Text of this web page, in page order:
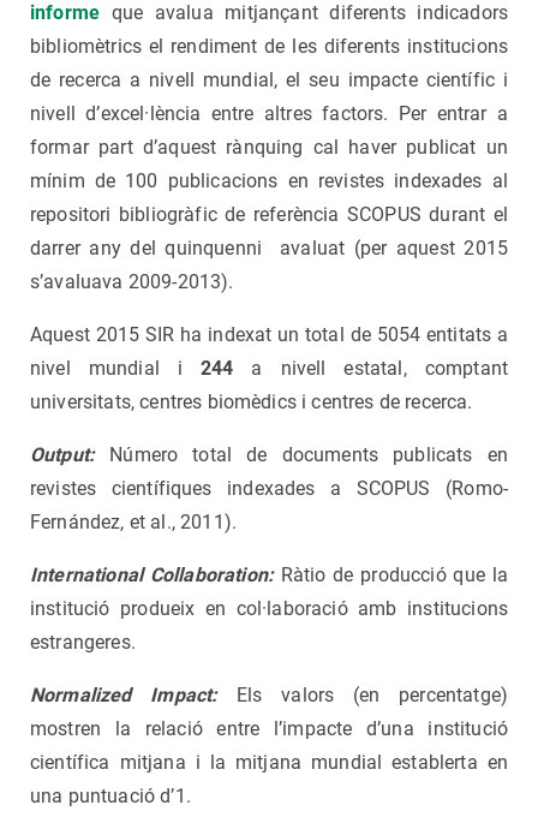
informe que avalua mitjançant diferents indicadors
bibliomètrics el rendiment de les diferents institucions
de recerca a nivell mundial, el seu impacte científic i
nivell d’excel·lència entre altres factors. Per entrar a
formar part d’aquest rànquing cal haver publicat un
mínim de 100 publicacions en revistes indexades al
repositori bibliogràfic de referència SCOPUS durant el
darrer any del quinquenni avaluat (per aquest 2015
s’avaluava 2009-2013).
Aquest 2015 SIR ha indexat un total de 5054 entitats a
nivel mundial i 244 a nivell estatal, comptant
universitats, centres biomèdics i centres de recerca.
Output: Número total de documents publicats en
revistes científiques indexades a SCOPUS (Romo-
Fernández, et al., 2011).
International Collaboration: Ràtio de producció que la
institució produeix en col·laboració amb institucions
estrangeres.
Normalized Impact:
Els valors (en percentatge)
mostren la relació entre l’impacte d’una institució
científica mitjana i la mitjana mundial establerta en
una puntuació d’1.